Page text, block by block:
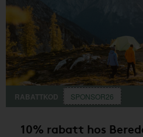
RABATTKOD SPONSOR26
10% rabatt hos